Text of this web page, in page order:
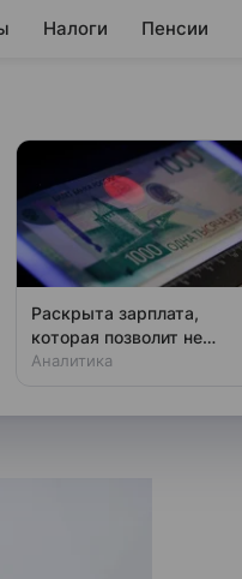
Налоги Пенсии
меры
Раскрыта зарплата,
которая позволит не
чувствовать зависти
Аналитика